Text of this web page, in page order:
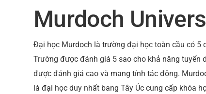
Murdoch
Đại học Murdoch là trường đại học toàn cầu có 5
Trường được đánh giá 5 sao cho khả năng tuyển
được đánh giá cao và mang tính tác động.
là đại học duy nhất bang Tây Úc cung cấp khóa